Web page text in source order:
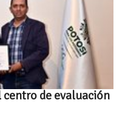
de evaluación